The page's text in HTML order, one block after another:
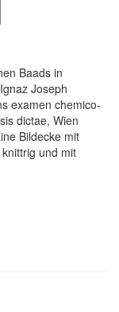
Baads in
Joseph
examen chemico-
dictae, Wien
Bildecke mit
und mit